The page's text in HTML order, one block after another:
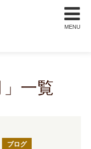
」 一覧
ブログ